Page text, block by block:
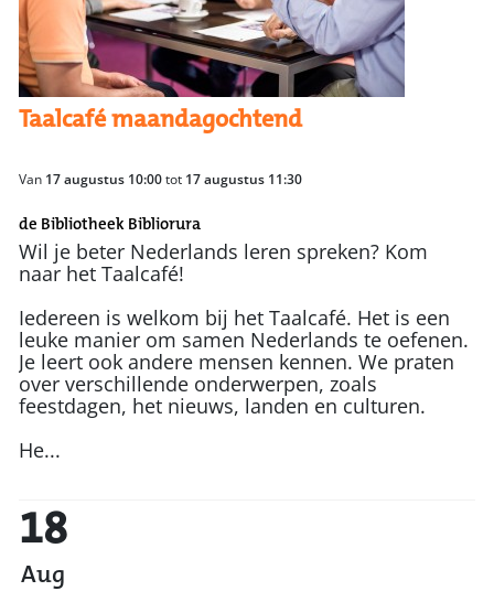
Taalcafé maandagochtend
Van 17 augustus 10:00tot 17 augustus 11:30
de Bibliotheek Bibliorura
Wil je beter Nederlands leren spreken? Kom
naar het Taalcafé!
Iedereen is welkom bij het Taalcafé. Het is een
leuke manier om samen Nederlands te oefenen.
Je leert ook andere mensen kennen. We praten
over verschillende onderwerpen, zoals
feestdagen, het nieuws, landen en culturen.
He...
18
Aug